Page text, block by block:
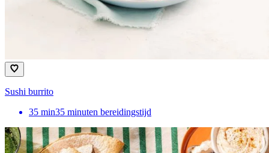
Sushi burrito
35 min35 minuten bereidingstijd